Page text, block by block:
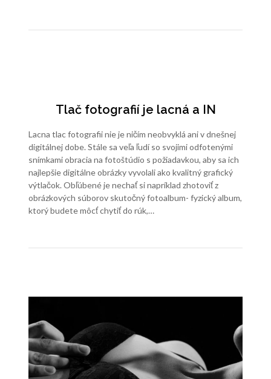
Tlač fotografií je lacná a IN
Lacna tlac fotografii nie je ničím neobvyklá ani v dnešnej
digitálnej dobe. Stále sa veľa ľudí so svojimi odfotenými
snímkami obracia na fotoštúdio s požiadavkou, aby sa ich
najlepšie digitálne obrázky vyvolali ako kvalitný grafický
výtlačok. Obľúbené je nechať si napríklad zhotoviť z
obrázkových súborov skutočný fotoalbum- fyzický album,
ktorý budete môcť chytiť do rúk,…